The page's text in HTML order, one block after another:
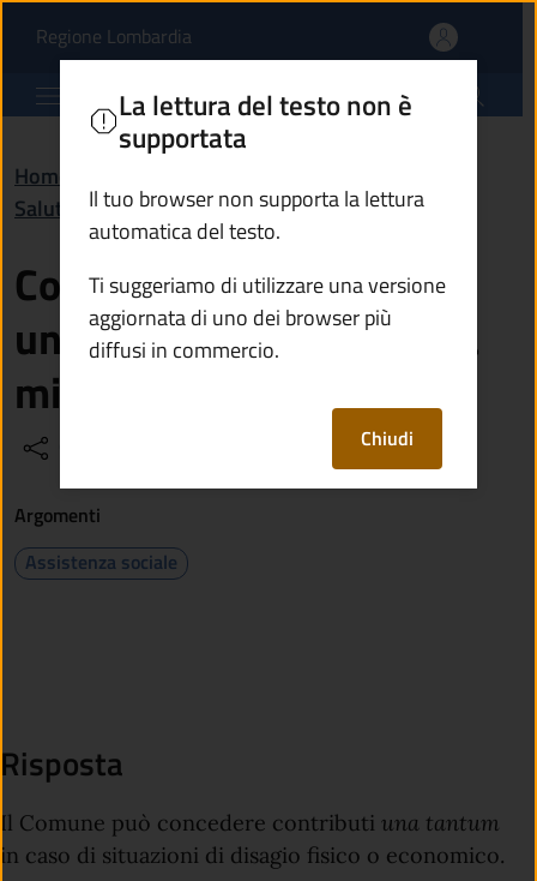
Come faccio a
Regione Lombardia(apre in un'altra scheda).
Comune di Malonno
Home
Salute, benessere e assistenza
Come faccio a richiedere
un contributo per me o la
mia famiglia?
La lettura del testo non è
supportata
Il tuo browser non supporta la lettura
automatica del testo.
Ti suggeriamo di utilizzare una versione
aggiornata di uno dei browser più
diffusi in commercio.
Chiudi
Argomenti
Assistenza sociale
Risposta
Il Comune può concedere contributi una tantum
in caso di situazioni di disagio fisico o economico.